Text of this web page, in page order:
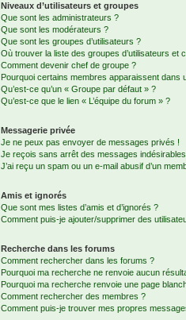
Niveaux d’utilisateurs et groupes
Que sont les administrateurs ?
Que sont les modérateurs ?
Que sont les groupes d’utilisateurs ?
Où trouver la liste des groupes d’utilisateurs et
Comment devenir chef de groupe ?
Pourquoi certains membres apparaissent dans
Qu’est-ce qu’un « Groupe par défaut » ?
Qu’est-ce que le lien « L’équipe du forum » ?
Messagerie privée
Je ne peux pas envoyer de messages privés !
Je reçois sans arrêt des messages
J’ai reçu un spam ou un e-mail abusif d’un
Amis et ignorés
Que sont mes listes d’amis et d’ignorés ?
Comment puis-je ajouter/supprimer des
Recherche dans les forums
Comment rechercher dans les forums ?
Pourquoi ma recherche ne renvoie aucun
Pourquoi ma recherche renvoie une page
Comment rechercher des membres ?
Comment puis-je trouver mes propres